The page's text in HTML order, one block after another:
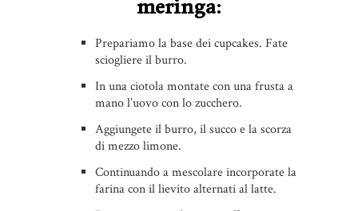
meringa:
Prepariamo la base dei cupcakes. Fate
sciogliere il burro.
In una ciotola montate con una frusta a
mano l’uovo con lo zucchero.
Aggiungete il burro, il succo e la scorza
di mezzo limone.
Continuando a mescolare incorporate la
farina con il lievito alternati al latte.